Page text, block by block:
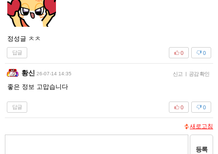
정성글 ㅊㅊ
답글 0
0
황신 26-07-14 14:35 신고 | 공감 확인
좋은 정보 고맙습니다
답글 0
0
새로고침
등록